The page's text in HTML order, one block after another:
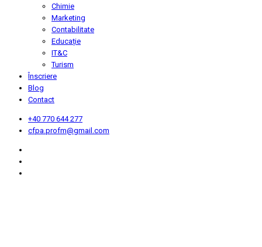
Chimie
Marketing
Contabilitate
Educație
IT&C
Turism
Înscriere
Blog
Contact
+40 770 644 277
cfpa.profm@gmail.com